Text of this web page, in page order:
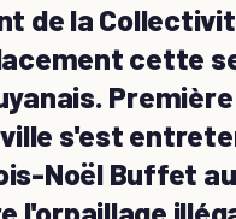
de la
cette
s'est
Noël Buffet